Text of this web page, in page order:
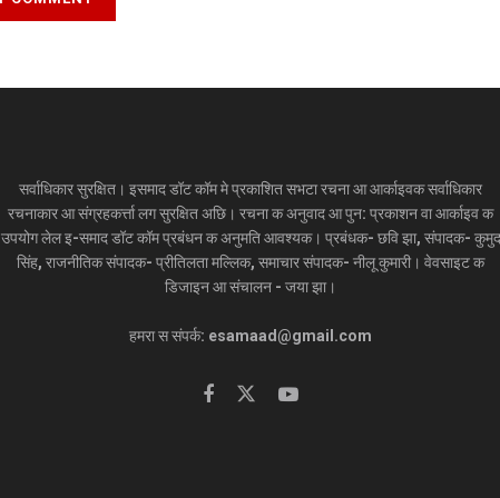
सर्वाधिकार सुरक्षित। इसमाद डॉट कॉम मे प्रकाशित सभटा रचना आ आर्काइवक सर्वाधिकार
रचनाकार आ संग्रहकर्त्ता लग सुरक्षित अछि। रचना क अनुवाद आ पुन: प्रकाशन वा आर्काइव क
उपयोग लेल इ-समाद डॉट कॉम प्रबंधन क अनुमति आवश्यक। प्रबंधक- छवि झा, संपादक- कुमुद
सिंह, राजनीतिक संपादक- प्रीतिलता मल्लिक, समाचार संपादक- नीलू कुमारी। वेवसाइट क
डिजाइन आ संचालन - जया झा।
हमरा स संपर्क: esamaad@gmail.com